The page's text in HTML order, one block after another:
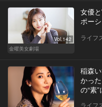
Vol.142
金曜美女劇場
女優
ポー
ライフ
稲森
かっ
の“素
ライフ